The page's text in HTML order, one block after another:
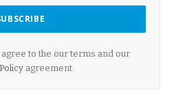
agree to the our terms and our
agreement.